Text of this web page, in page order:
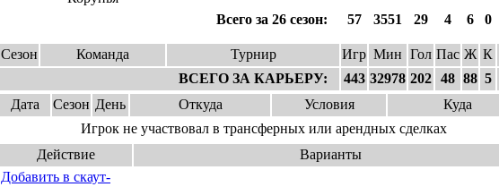
Всего за 26 сезон:
57 3551 29 4 6 0
Сезон Команда Турнир Игр Мин Гол Пас Ж К
ВСЕГО ЗА КАРЬЕРУ:
443 32978 202 48 88 5
Дата
Сезон День Откуда Условия
Куда
Игрок не участвовал в трансферных или арендных сделках
Действие
Варианты
Добавить в скаут-